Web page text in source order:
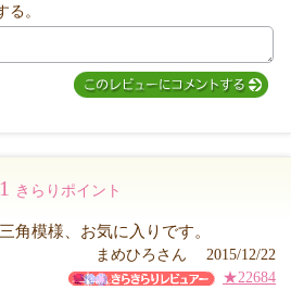
る。
きらりポイント
三角模様、お気に入りです。
まめひろさん 2015/12/22
★22684